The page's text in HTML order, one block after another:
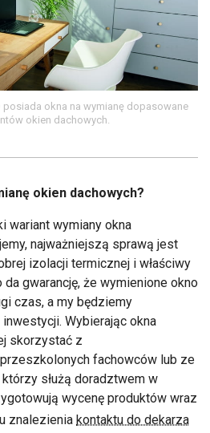
posiada okna na wymianę dopasowane
okien dachowych.
okien dachowych?
wariant wymiany okna
najważniejszą sprawą jest
izolacji termicznej i właściwy
da gwarancję, że wymienione okno
czas, a my będziemy
Wybierając okna
skorzystać z
fachowców lub ze
służą doradztwem w
wycenę produktów wraz
znalezienia kontaktu do dekarza